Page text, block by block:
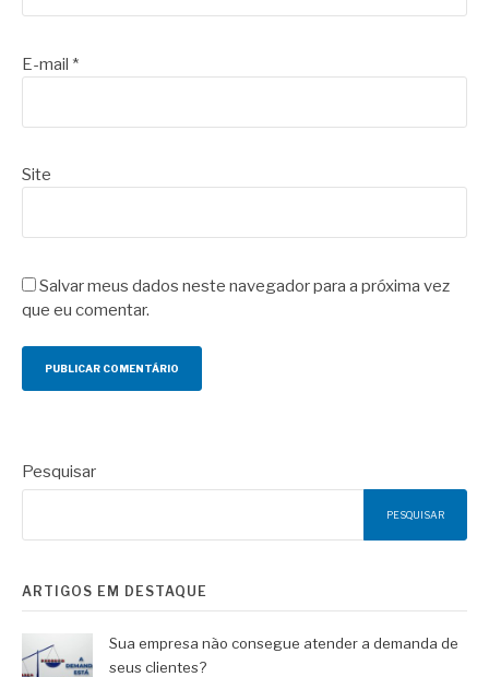
E-mail *
Site
Salvar meus dados neste navegador para a próxima vez
que eu comentar.
Pesquisar
PESQUISAR
ARTIGOS EM DESTAQUE
Sua empresa não consegue atender a demanda de
seus clientes?